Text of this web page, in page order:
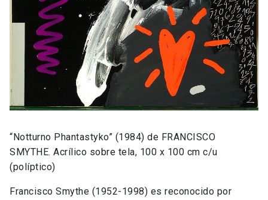
“Notturno Phantastyko” (1984) de FRANCISCO
SMYTHE. Acrílico sobre tela, 100 x 100 cm c/u
(políptico)
Francisco Smythe (1952-1998) es reconocido por